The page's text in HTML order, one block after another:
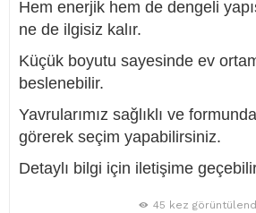
Hem enerjik hem de dengeli
ne de ilgisiz kalır.
Küçük boyutu sayesinde ev
beslenebilir.
Yavrularımız sağlıklı ve
görerek seçim yapabilirsiniz.
Detaylı bilgi için iletişime
45 kez